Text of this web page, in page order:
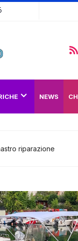
NEWS
riparazione